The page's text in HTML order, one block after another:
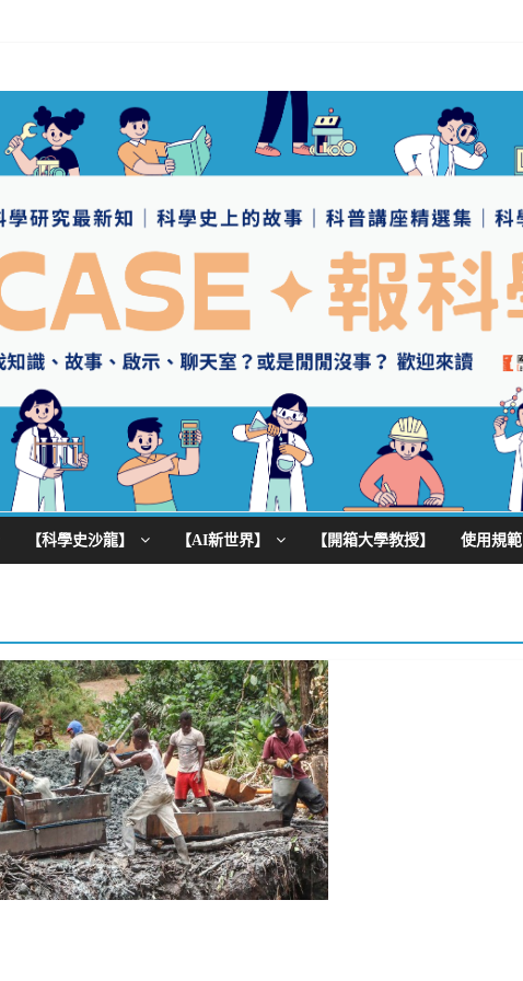
【科學史沙龍】 【AI新世界】 【開箱大學教授】 使用規範